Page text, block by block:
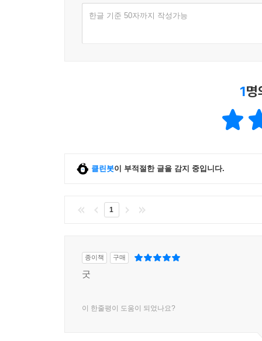
한글 기준 50자까지 작성가능
1명
클린봇이 부적절한 글을 감지 중입니다.
1
종이책 구매
굿
이 한줄평이 도움이 되었나요?